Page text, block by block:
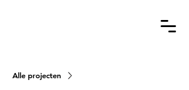
Alle projecten